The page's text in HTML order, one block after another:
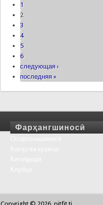
1
2
3
4
5
6
следующая ›
последняя »
Фарҳангшиносӣ